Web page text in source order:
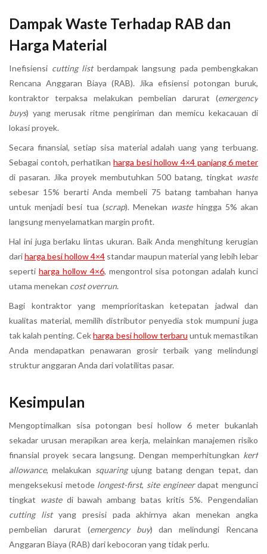
Dampak Waste Terhadap RAB dan
Harga Material
Inefisiensi cutting listberdampak langsung pada pembengkakan
Rencana Anggaran Biaya (RAB). Jika efisiensi potongan buruk,
kontraktor terpaksa melakukan pembelian darurat (emergency
buys) yang merusak ritme pengiriman dan memicu kekacauan di
lokasi proyek.
Secara finansial, setiap sisa material adalah uang yang terbuang.
Sebagai contoh, perhatikan harga besi hollow 4×4 panjang 6 meter
di pasaran. Jika proyek membutuhkan 500 batang, tingkat waste
sebesar 15% berarti Anda membeli 75 batang tambahan hanya
untuk menjadi besi tua (scrap). Menekan wastehingga 5% akan
langsung menyelamatkan margin profit.
Hal ini juga berlaku lintas ukuran. Baik Anda menghitung kerugian
dariharga besi hollow 4×4 standar maupun material yang lebih lebar
seperti harga hollow 4×6, mengontrol sisa potongan adalah kunci
utama menekan cost overrun.
Bagi kontraktor yang memprioritaskan ketepatan jadwal dan
kualitas material, memilih distributor penyedia stok mumpuni juga
tak kalah penting. Cekharga besi hollow terbaru untuk memastikan
Anda mendapatkan penawaran grosir terbaik yang melindungi
struktur anggaran Anda dari volatilitas pasar.
Kesimpulan
Mengoptimalkan sisa potongan besi hollow 6 meter bukanlah
sekadar urusan merapikan area kerja, melainkan manajemen risiko
finansial proyek secara langsung. Dengan memperhitungkan kerf
allowance, melakukan squaringujung batang dengan tepat, dan
mengeksekusi metode longest-first, site engineerdapat mengunci
tingkat
wastedi bawah ambang batas kritis 5%. Pengendalian
cutting listyang presisi pada akhirnya akan menekan angka
pembelian darurat (emergency buy) dan melindungi Rencana
Anggaran Biaya (RAB) dari kebocoran yang tidak perlu.